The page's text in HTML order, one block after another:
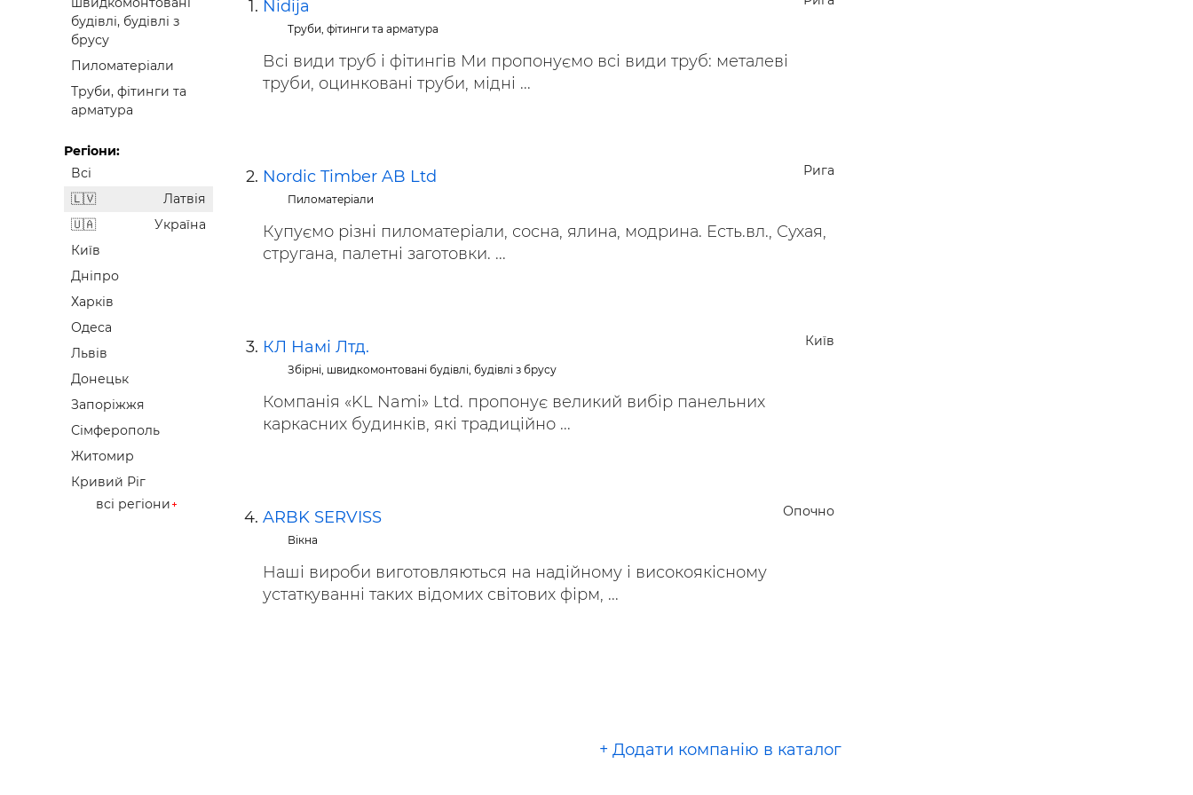
будівлі, будівлі з
брусу
Пиломатеріали
Труби, фітинги та
арматура
Регіони:
Всі
Латвія
Україна
Київ
Дніпро
Харків
Одеса
Львів
Донецьк
Запоріжжя
Сімферополь
Житомир
Кривий Ріг
всі регіони
Nidija
Труби, фітинги та арматура
Всі види труб і фітингів Ми пропонуємо всі види труб: металеві
труби, оцинковані труби, мідні ...
Рига
Nordic Timber AB Ltd
Пиломатеріали
Купуємо різні пиломатеріали, сосна, ялина, модрина. Есть.вл., Сухая,
стругана, палетні заготовки. ...
Київ
КЛ Намі Лтд.
Збірні, швидкомонтовані будівлі, будівлі з брусу
Компанія «KL Nami» Ltd. пропонує великий вибір панельних
каркасних будинків, які традиційно ...
Опочно
ARBK SERVISS
Вікна
Наші вироби виготовляються на надійному і високоякісному
устаткуванні таких відомих світових фірм, ...
+ Додати компанію в каталог